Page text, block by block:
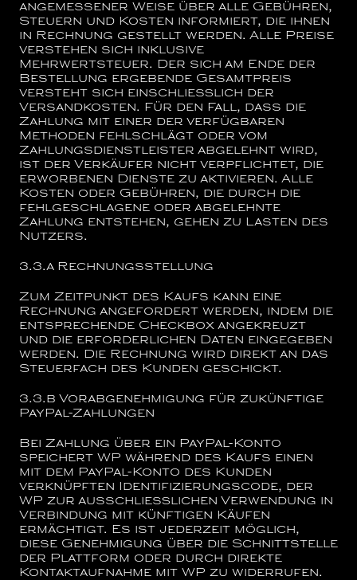
angemessener Weise über alle Gebühren,
Steuern und Kosten informiert, die ihnen
in Rechnung gestellt werden. Alle Preise
verstehen sich inklusive
Mehrwertsteuer. Der sich am Ende der
Bestellung ergebende Gesamtpreis
versteht sich einschließlich der
Versandkosten. Für den Fall, dass die
Zahlung mit einer der verfügbaren
Methoden fehlschlägt oder vom
Zahlungsdienstleister abgelehnt wird,
ist der Verkäufer nicht verpflichtet, die
erworbenen Dienste zu aktivieren. Alle
Kosten oder Gebühren, die durch die
fehlgeschlagene oder abgelehnte
Zahlung entstehen, gehen zu Lasten des
Nutzers.
3.3.a Rechnungsstellung
Zum Zeitpunkt des Kaufs kann eine
Rechnung angefordert werden, indem die
entsprechende Checkbox angekreuzt
und die erforderlichen Daten eingegeben
werden. Die Rechnung wird direkt an das
Steuerfach des Kunden geschickt.
3.3.b Vorabgenehmigung für zukünftige
PayPal-Zahlungen
Bei Zahlung über ein PayPal-Konto
speichert WP während des Kaufs einen
mit dem PayPal-Konto des Kunden
verknüpften Identifizierungscode, der
WP zur ausschließlichen Verwendung in
Verbindung mit künftigen Käufen
ermächtigt. Es ist jederzeit möglich,
diese Genehmigung über die Schnittstelle
der Plattform oder durch direkte
Kontaktaufnahme mit WP zu widerrufen.